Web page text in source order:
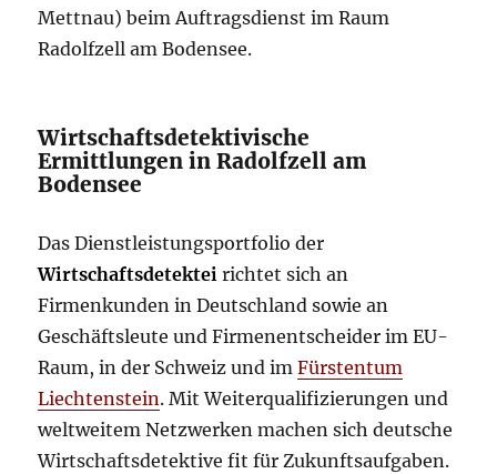
Mettnau) beim Auftragsdienst im Raum
Radolfzell am Bodensee.
Wirtschaftsdetektivische
Ermittlungen in Radolfzell am
Bodensee
Das Dienstleistungsportfolio der
Wirtschaftsdetektei richtet sich an
Firmenkunden in Deutschland sowie an
Geschäftsleute und Firmenentscheider im EU-
Raum, in der Schweiz und imFürstentum
Liechtenstein. Mit Weiterqualifizierungen und
weltweitem Netzwerken machen sich deutsche
Wirtschaftsdetektive fit für Zukunftsaufgaben.